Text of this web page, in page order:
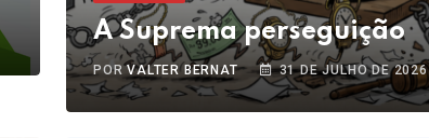
A Suprema perseguição
PORVALTER BERNAT 31 DE JULHO DE 2026